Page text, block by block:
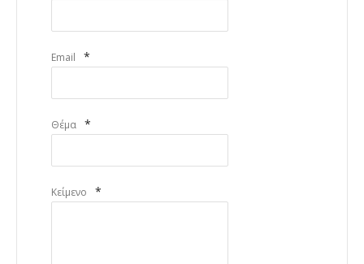
Email *
Θέμα *
Κείμενο *